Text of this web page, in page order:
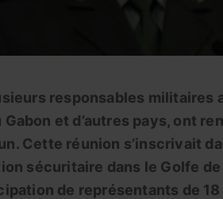
responsables militaires
Gabon et d’autres pays, ont
Cette réunion s’inscrivait
sécuritaire dans le Golfe
de représentants de